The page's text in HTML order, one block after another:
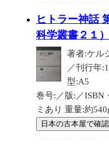
ヒトラー神話
科学叢書２１）
著者:ケル
／刊行年
型:A5
巻号:／版:／ISBN
ミあり 重量:約
日本の古本屋で確認